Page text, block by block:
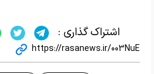
اشتراک گذاری :
https://rasanews.ir/003NuE